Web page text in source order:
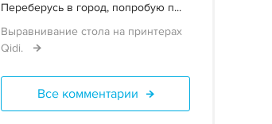
Переберусь в город, попробую п...
Выравнивание стола на принтерах
Qidi.
Все комментарии